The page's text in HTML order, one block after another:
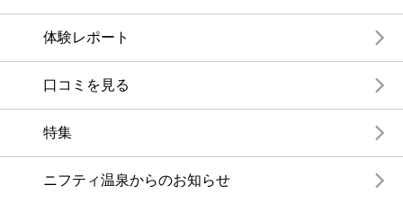
体験レポート
口コミを見る
特集
ニフティ温泉からのお知らせ